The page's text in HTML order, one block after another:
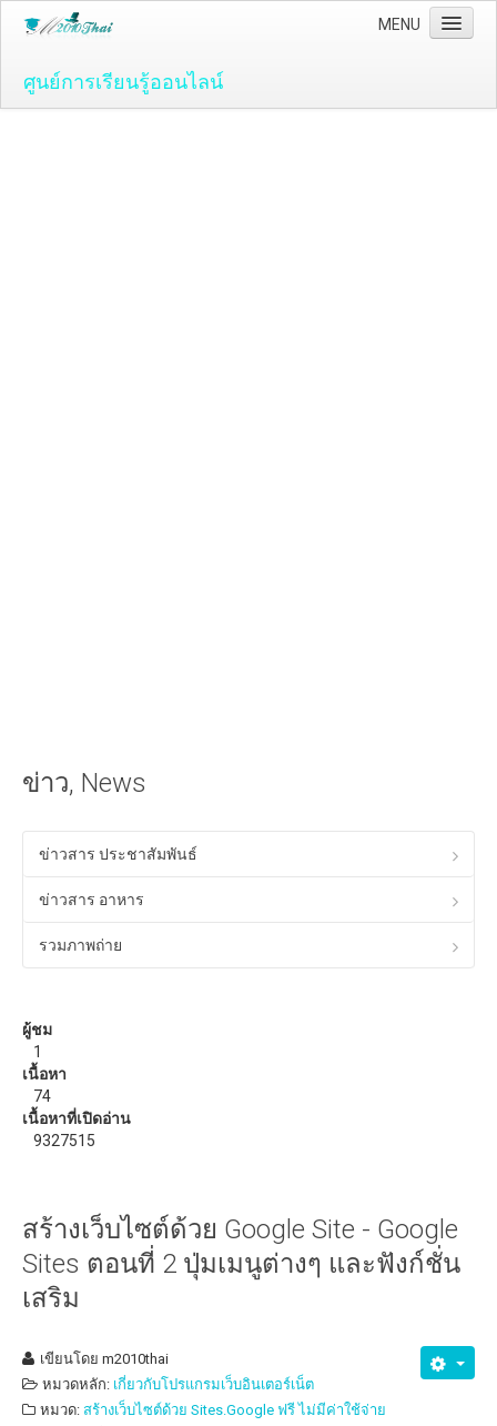
ศูนย์การเรียนรู้ออนไลน์
MENU
ทำ SEO ให้ติดหน้าแรกของ Google
ควมรู้พื้อนฐานทางด้าน HTML
Tips! ดีๆสำหรับคุณ
Tips Windows XP
ดาวน์โหลด
eBooks หรือหนังสือน่าอ่าน
ข่าว, News
ข่าวสาร ประชาสัมพันธ์
ข่าวสาร อาหาร
รวมภาพถ่าย
ผู้ชม
1
เนื้อหา
74
เนื้อหาที่เปิดอ่าน
9327515
สร้างเว็บไซต์ด้วย Google Site - Google
Sites ตอนที่ 2 ปุ่มเมนูต่างๆ และฟังก์ชั่น
เสริม
เขียนโดยm2010thai
หมวดหลัก: เกี่ยวกับโปรแกรมเว็บอินเตอร์เน็ต
หมวด: สร้างเว็บไซต์ด้วย Sites.Google ฟรี ไม่มีค่าใช้จ่าย